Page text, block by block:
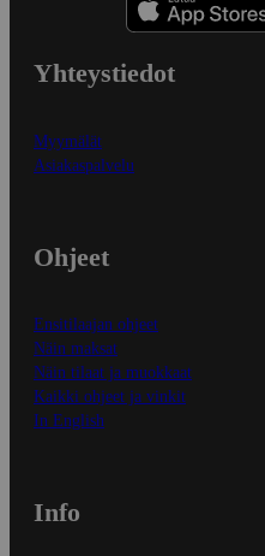
Yhteystiedot
Myymälät
Asiakaspalvelu
Ohjeet
Ensitilaajan ohjeet
Näin maksat
Näin tilaat ja muokkaat
Kaikki ohjeet ja vinkit
In English
Info